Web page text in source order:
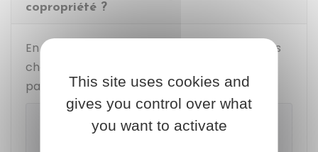
copropriété ?
En principe, c'est le
qui paie les
charges de copropriété. Toutefois, il y a des
particularités dans certains cas.
This site uses cookies and
gives you control over what
you want to activate